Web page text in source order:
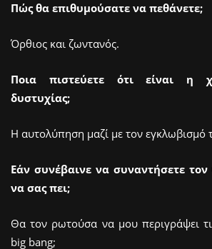
Πώς θα επιθυμούσατε να πεθάνετε;
Όρθιος και ζωντανός.
Ποια πιστεύετε ότι είναι η
δυστυχίας;
H αυτολύπηση μαζί με τον εγκλωβισμό
Εάν συνέβαινε να συναντήσετε
να σας πει;
Θα τον ρωτούσα να μου περιγράψει τι
big bang;